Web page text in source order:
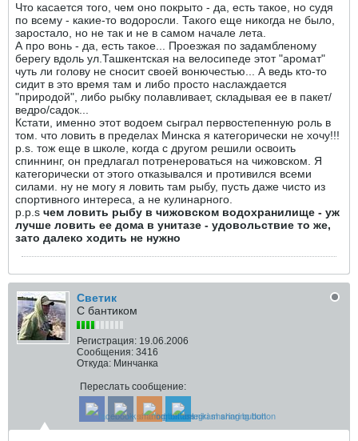
Что касается того, чем оно покрыто - да, есть такое, но судя
по всему - какие-то водоросли. Такого еще никогда не было,
заростало, но не так и не в самом начале лета.
А про вонь - да, есть такое... Проезжая по задамбленому
берегу вдоль ул.Ташкентская на велосипеде этот "аромат"
чуть ли голову не сносит своей вонючестью... А ведь кто-то
сидит в это время там и либо просто наслаждается
"природой", либо рыбку полавливает, складывая ее в пакет/
ведро/садок...
Кстати, именно этот водоем сыграл первостепенную роль в
том. что ловить в пределах Минска я категорически не хочу!!!
p.s. тож еще в школе, когда с другом решили освоить
спиннинг, он предлагал потренероваться на чижовском. Я
категорически от этого отказывался и противился всеми
силами. ну не могу я ловить там рыбу, пусть даже чисто из
спортивного интереса, а не кулинарного.
p.p.s чем ловить рыбу в чижовском водохранилище - уж
лучше ловить ее дома в унитазе - удовольствие то же,
зато далеко ходить не нужно
Светик
С бантиком
Регистрация: 19.06.2006
Сообщения: 3416
Откуда: Минчанка
Переслать сообщение: